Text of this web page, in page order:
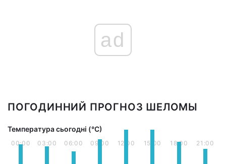
ad
ПОГОДИННИЙ ПРОГНОЗ ШЕЛОМЫ
Температура сьогодні (°С)
00:00 03:00 06:00 09:00 12:00 15:00 18:00 21:00